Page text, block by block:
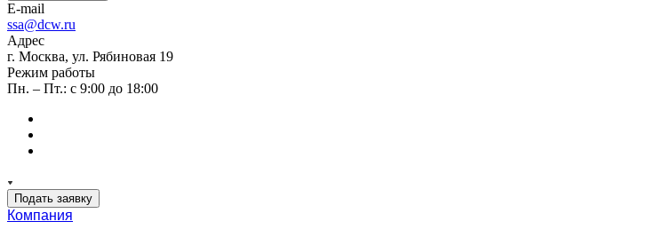
E-mail
ssa@dcw.ru
Адрес
г. Москва, ул. Рябиновая 19
Режим работы
Пн. – Пт.: с 9:00 до 18:00
Подать заявку
Компания